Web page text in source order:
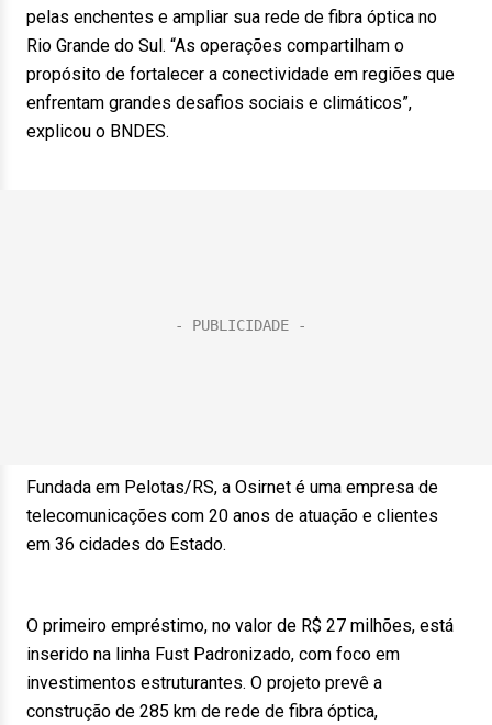
pelas enchentes e ampliar sua rede de fibra óptica no
Rio Grande do Sul. “As operações compartilham o
propósito de fortalecer a conectividade em regiões que
enfrentam grandes desafios sociais e climáticos”,
explicou o BNDES.
Fundada em Pelotas/RS, a Osirnet é uma empresa de
telecomunicações com 20 anos de atuação e clientes
em 36 cidades do Estado.
O primeiro empréstimo, no valor de R$ 27 milhões, está
inserido na linha Fust Padronizado, com foco em
investimentos estruturantes. O projeto prevê a
construção de 285 km de rede de fibra óptica,